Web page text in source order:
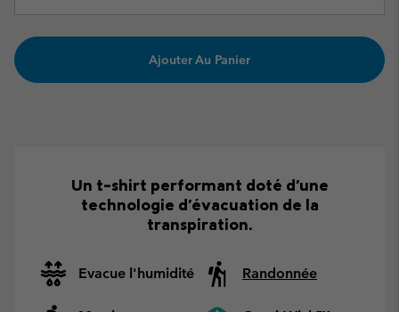
Ajouter Au Panier
Un t-shirt performant doté d'une
technologie d'évacuation de la
transpiration.
Evacue l'humidité Randonnée